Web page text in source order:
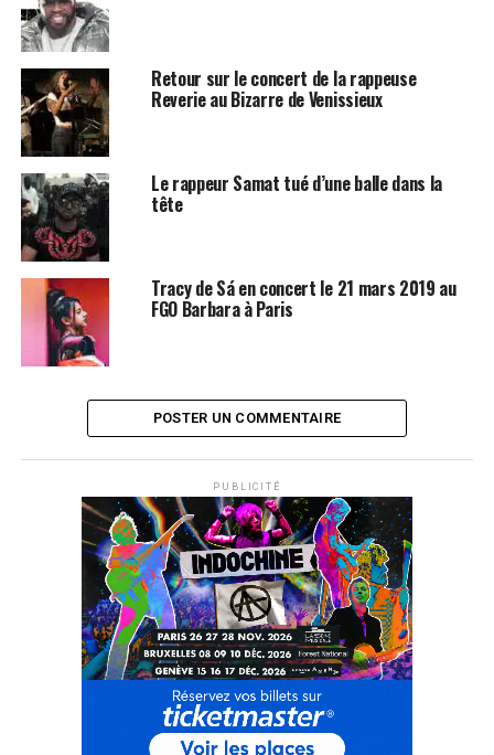
ou sœurs non plus. Le rappeur plante le décor, place les
acteurs et entre en scène.
LES ALBUMS DE SALIF SONT DISPONIBLES ICI
SUJETS ASSOCIÉS:
Retour sur le concert de la rappeuse
Reverie au Bizarre de Venissieux
Le rappeur Samat tué d’une balle dans la
tête
Tracy de Sá en concert le 21 mars 2019 au
FGO Barbara à Paris
POSTER UN COMMENTAIRE
PUBLICITÉ